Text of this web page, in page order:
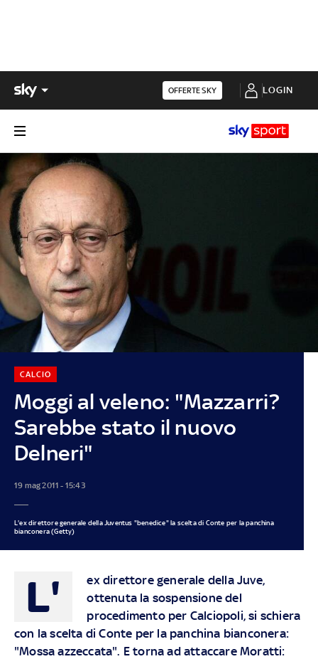
OFFERTE SKY LOGIN
Moggi al veleno: "Mazzarri?
Sarebbe stato il nuovo
Delneri"
CALCIO
19 mag 2011 - 15:43
L'ex direttore generale della Juventus "benedice" la scelta di Conte per la panchina
bianconera (Getty)
L'
ex direttore generale della Juve,
ottenuta la sospensione del
procedimento per Calciopoli, si schiera
con la scelta di Conte per la panchina bianconera:
"Mossa azzeccata". E torna ad attaccare Moratti: